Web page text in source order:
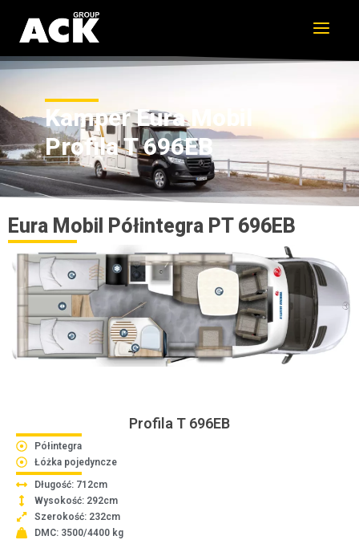
treści
Kamper Eura Mobil
Profila T 696EB
Eura Mobil Półintegra PT 696EB
Profila T 696EB
Półintegra
Łóżka pojedyncze
Długość: 712cm
Wysokość: 292cm
Szerokość: 232cm
DMC: 3500/4400 kg